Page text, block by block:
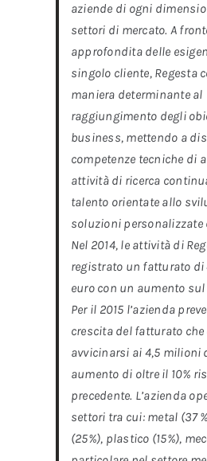
aziende di ogni
settori di mercato. A
approfondita delle
singolo cliente, Regesta
maniera determinante al
raggiungimento degli
business, mettendo a
competenze tecniche di
attività di ricerca
talento orientate allo
soluzioni personalizzate
Nel 2014, le attività di
registrato un fatturato
euro con un aumento sul
Per il 2015 l’azienda
crescita del fatturato che
avvicinarsi ai 4,5 milioni
aumento di oltre il 10%
precedente. L’azienda
settori tra cui: metal (37
(25%), plastico (15%),